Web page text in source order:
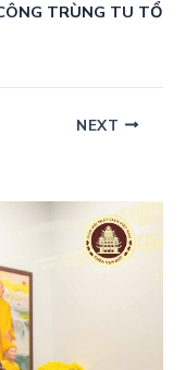
TRÙNG TU TỔ
NEXT